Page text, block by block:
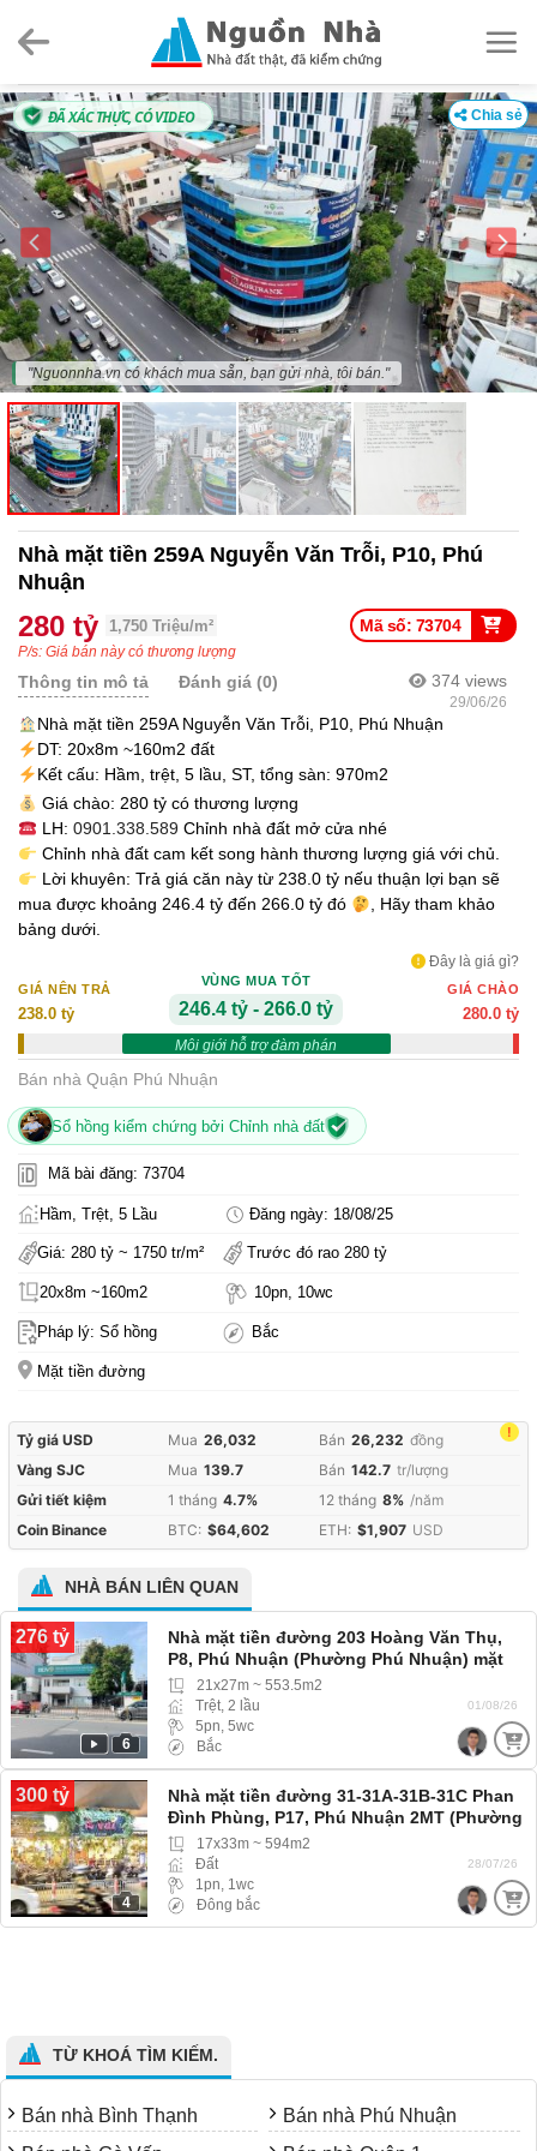
ĐÃ XÁC THỰC, CÓ VIDEO
"Nguonnha.vn có khách mua sẵn, bạn gửi nhà, tôi bán."
Nhà mặt tiền 259A Nguyễn Văn Trỗi, P10, Phú
Nhuận
Mã số: 73704
280 tỷ 1,750 Triệu/m²
P/s: Giá bán này có thương lượng
374 views
29/06/26
Thông tin mô tả Đánh giá (0)
Nhà mặt tiền 259A Nguyễn Văn Trỗi, P10, Phú Nhuận
DT: 20x8m ~160m2 đất
Kết cấu: Hầm, trệt, 5 lầu, ST, tổng sàn: 970m2
Giá chào: 280 tỷ có thương lượng
LH: 0901.338.589Chỉnh nhà đất mở cửa nhé
Chỉnh nhà đất cam kết song hành thương lượng giá với chủ.
Lời khuyên: Trả giá căn này từ 238.0 tỷ nếu thuận lợi bạn sẽ
mua được khoảng 246.4 tỷ đến 266.0 tỷ đó
, Hãy tham khảo
bảng dưới.
Đây là giá gì?
GIÁ NÊN TRẢ
238.0 tỷ
VÙNG MUA TỐT
246.4 tỷ - 266.0 tỷ
Môi giới hỗ trợ đàm phán
GIÁ CHÀO
280.0 tỷ
Chia sẻ
Bán nhà Quận Phú Nhuận
Sổ hồng kiểm chứng bởi Chỉnh nhà đất
Mã bài đăng: 73704
Hầm, Trệt, 5 Lầu Đăng ngày: 18/08/25
Giá: 280 tỷ ~ 1750 tr/m² Trước đó rao 280 tỷ
20x8m ~160m2 10pn, 10wc
Pháp lý: Sổ hồng Bắc
Mặt tiền đường
!
Tỷ giá USD Mua 26,032 Bán 26,232 đồng
Vàng SJC
Mua 139.7 Bán 142.7 tr/lượng
Gửi tiết kiệm
1 tháng 4.7% 12 tháng 8% /năm
Coin Binance
BTC: $64,602 ETH: $1,907 USD
NHÀ BÁN LIÊN QUAN
276 tỷ
6
Nhà mặt tiền đường 203 Hoàng Văn Thụ,
P8, Phú Nhuận (Phường Phú Nhuận) mặt
tiền đường lớn
21x27m ~ 553.5m2
Trệt, 2 lầu
5pn, 5wc
Bắc
01/08/26
300 tỷ
4
Nhà mặt tiền đường 31-31A-31B-31C Phan
Đình Phùng, P17, Phú Nhuận 2MT (Phường
Cầu Kiệu) , MT đường lớn, kinh doanh đa
ngành nghề
17x33m ~ 594m2
Đất
1pn, 1wc
Đông bắc
28/07/26
TỪ KHOÁ TÌM KIẾM.
Bán nhà Bình Thạnh
Bán nhà Phú Nhuận